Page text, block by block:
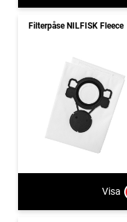
Filterpåse NILFISK Fleece
Visa